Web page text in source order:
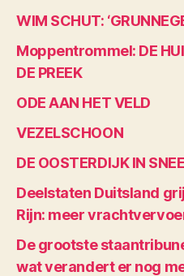
WIM SCHUT:
Moppentrommel: DE
DE PREEK
ODE AAN HET VELD
VEZELSCHOON
DE OOSTERDIJK IN
Deelstaten Duitsland
Rijn: meer
De grootste
wat verandert er nog